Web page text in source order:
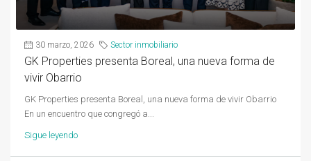
30 marzo, 2026 Sector inmobiliario
GK Properties presenta Boreal, una nueva forma de
vivir Obarrio
GK Properties presenta Boreal, una nueva forma de vivir Obarrio
En un encuentro que congregó a...
Sigue leyendo